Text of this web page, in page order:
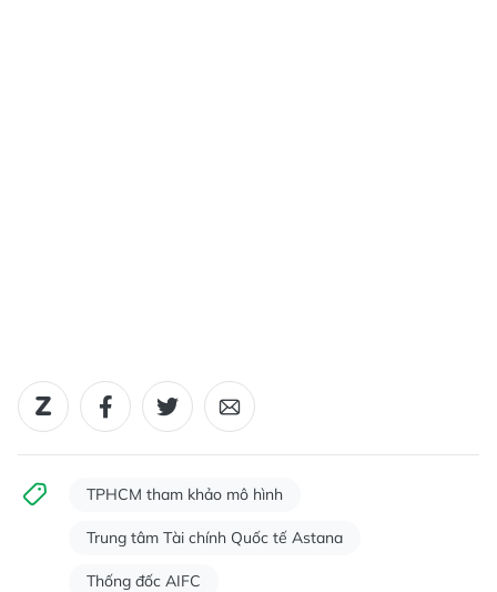
TPHCM tham khảo mô hình
Trung tâm Tài chính Quốc tế Astana
Thống đốc AIFC